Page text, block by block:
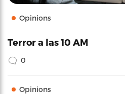
Opinions
Terror a las 10 AM
0
Opinions